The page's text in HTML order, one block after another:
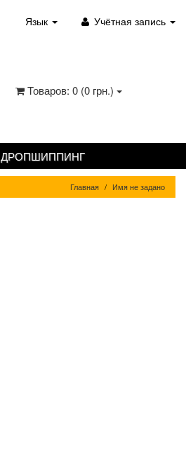
Язык Учётная запись
Товаров: 0 (0 грн.)
ДРОПШИППИНГ
Главная Имя не задано